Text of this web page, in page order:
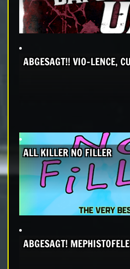
ABGESAGT!! VIO-LENCE,
ALL KILLER NO FILLER
ABGESAGT!